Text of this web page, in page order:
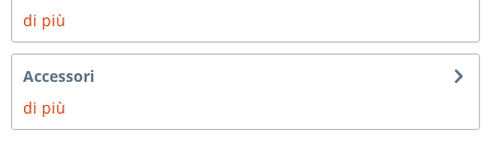
di più
Accessori
di più